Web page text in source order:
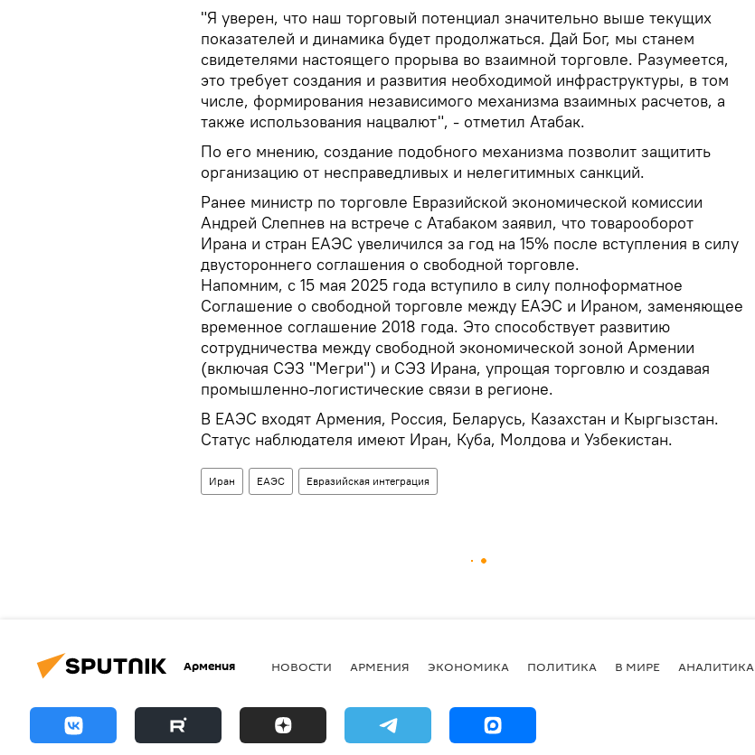
"Я уверен, что наш торговый потенциал значительно выше текущих
показателей и динамика будет продолжаться. Дай Бог, мы станем
свидетелями настоящего прорыва во взаимной торговле. Разумеется,
это требует создания и развития необходимой инфраструктуры, в том
числе, формирования независимого механизма взаимных расчетов, а
также использования нацвалют", - отметил Атабак.
По его мнению, создание подобного механизма позволит защитить
организацию от несправедливых и нелегитимных санкций.
Ранее министр по торговле Евразийской экономической комиссии
Андрей Слепнев на встрече с Атабаком заявил, что товарооборот
Ирана и стран ЕАЭС увеличился за год на 15% после вступления в силу
двустороннего соглашения о свободной торговле.
Напомним, с 15 мая 2025 года вступило в силу полноформатное
Соглашение о свободной торговле между ЕАЭС и Ираном, заменяющее
временное соглашение 2018 года. Это способствует развитию
сотрудничества между свободной экономической зоной Армении
(включая СЭЗ "Мегри") и СЭЗ Ирана, упрощая торговлю и создавая
промышленно-логистические связи в регионе.
В ЕАЭС входят Армения, Россия, Беларусь, Казахстан и Кыргызстан.
Статус наблюдателя имеют Иран, Куба, Молдова и Узбекистан.
Иран ЕАЭС Евразийская интеграция
Армения НОВОСТИ АРМЕНИЯ ЭКОНОМИКА ПОЛИТИКА В МИРЕ АНАЛИТИКА